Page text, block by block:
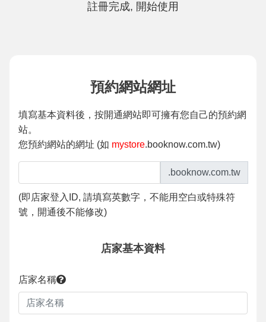
註冊完成, 開始使用
預約網站網址
填寫基本資料後，按開通網站即可擁有您自己的預約網
站。
您預約網站的網址 (如 mystore.booknow.com.tw)
.booknow.com.tw
(即店家登入ID, 請填寫英數字，不能用空白或特殊符
號，開通後不能修改)
店家基本資料
店家名稱